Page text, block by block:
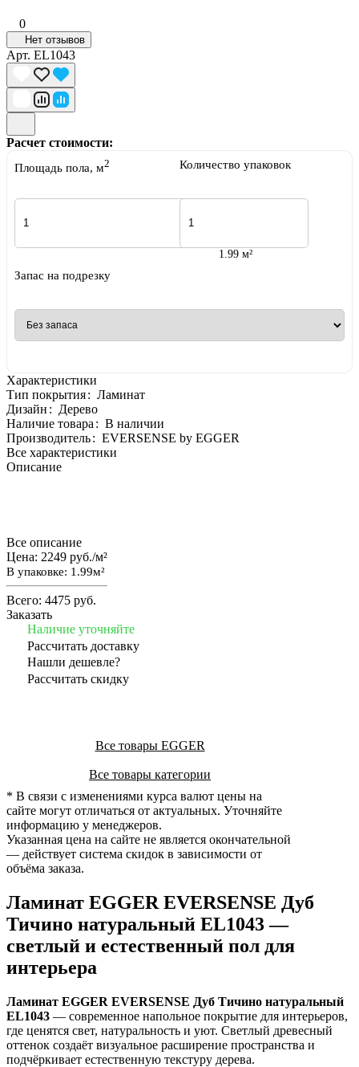
0
Нет отзывов
Арт. EL1043
Расчет стоимости:
Площадь пола, м2 Количество упаковок
1.99 м²
Запас на подрезку
Характеристики
Тип покрытия: Ламинат
Дизайн: Дерево
Наличие товара: В наличии
Производитель: EVERSENSE by EGGER
Все характеристики
Описание
Все описание
Цена: 2249 руб./м²
В упаковке: 1.99м²
Всего: 4475 руб.
Заказать
Наличие уточняйте
Рассчитать доставку
Нашли дешевле?
Рассчитать скидку
Все товары EGGER
Все товары категории
* В связи с изменениями курса валют цены на
сайте могут отличаться от актуальных. Уточняйте
информацию у менеджеров.
Указанная цена на сайте не является окончательной
— действует система скидок в зависимости от
объёма заказа.
Ламинат EGGER EVERSENSE Дуб
Тичино натуральный EL1043 —
светлый и естественный пол для
интерьера
Ламинат EGGER EVERSENSE Дуб Тичино натуральный
EL1043 — современное напольное покрытие для интерьеров,
где ценятся свет, натуральность и уют. Светлый древесный
оттенок создаёт визуальное расширение пространства и
подчёркивает естественную текстуру дерева.